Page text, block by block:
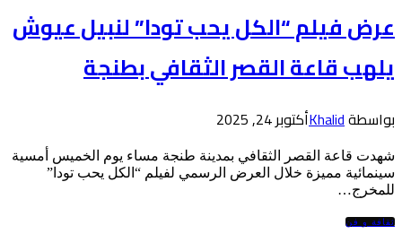
عرض فيلم “الكل يحب تودا” لنبيل عيوش
يلهب قاعة القصر الثقافي بطنجة
بواسطةKhalidأكتوبر 24, 2025
شهدت قاعة القصر الثقافي بمدينة طنجة مساء يوم الخميس أمسية
سينمائية مميزة خلال العرض الرسمي لفيلم “الكل يحب تودا”
للمخرج…
ثقافة و فن